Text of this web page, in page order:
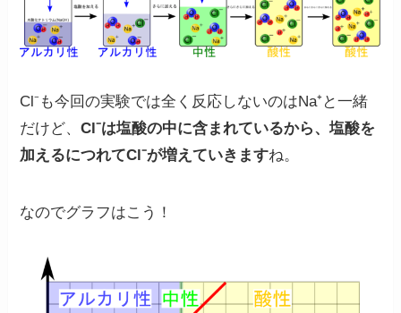
Cl⁻も今回の実験では全く反応しないのはNa⁺と一緒
だけど、Cl⁻は塩酸の中に含まれているから、塩酸を
加えるにつれてCl⁻が増えていきますね。
なのでグラフはこう！